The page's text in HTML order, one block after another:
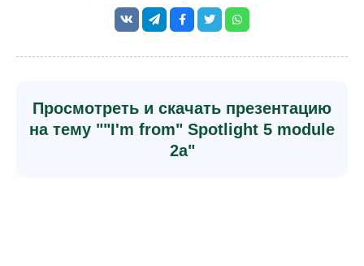
Просмотреть и скачать презентацию
на тему ""I'm from" Spotlight 5 module
2a"